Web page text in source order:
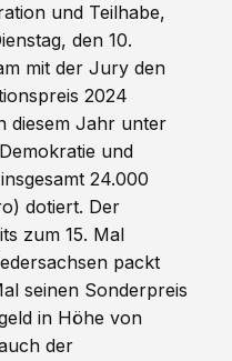
und Teilhabe,
den 10.
mit der Jury den
2024
diesem Jahr unter
und
24.000
dotiert. Der
zum 15. Mal
packt
seinen Sonderpreis
in Höhe von
der